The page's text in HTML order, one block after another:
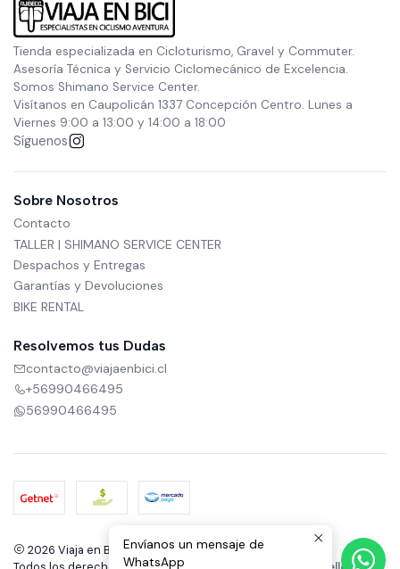
Tienda especializada en Cicloturismo, Gravel y Commuter.
Asesoría Técnica y Servicio Ciclomecánico de Excelencia.
Somos Shimano Service Center.
Visítanos en Caupolicán 1337 Concepción Centro. Lunes a
Viernes 9:00 a 13:00 y 14:00 a 18:00
Síguenos
Sobre Nosotros
Contacto
TALLER | SHIMANO SERVICE CENTER
Despachos y Entregas
Garantías y Devoluciones
BIKE RENTAL
Resolvemos tus Dudas
contacto@viajaenbici.cl
+56990466495
56990466495
2026 Viaja en Bici.Envíanos un mensaje de
WhatsApp